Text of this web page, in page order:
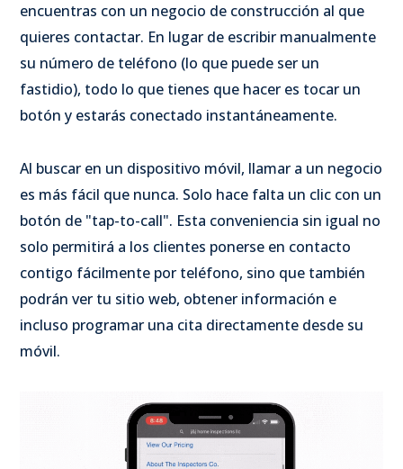
encuentras con un negocio de construcción al que
quieres contactar. En lugar de escribir manualmente
su número de teléfono (lo que puede ser un
fastidio), todo lo que tienes que hacer es tocar un
botón y estarás conectado instantáneamente.
Al buscar en un dispositivo móvil, llamar a un negocio
es más fácil que nunca. Solo hace falta un clic con un
botón de "tap-to-call". Esta conveniencia sin igual no
solo permitirá a los clientes ponerse en contacto
contigo fácilmente por teléfono, sino que también
podrán ver tu sitio web, obtener información e
incluso programar una cita directamente desde su
móvil.